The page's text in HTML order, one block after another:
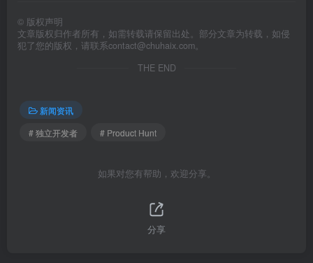
© 版权声明
文章版权归作者所有，如需转载请保留出处。部分文章为转载，如侵
犯了您的版权，请联系contact@chuhaix.com。
THE END
新闻资讯
# 独立开发者
# Product Hunt
如果对您有帮助，欢迎分享。
分享